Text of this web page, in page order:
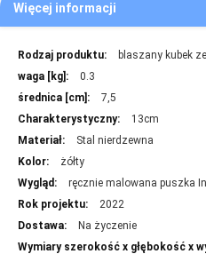
Więcej informacji
Więcej
informacji
blaszany kubek
0.3
7,5
13cm
Stal nierdzewna
żółty
ręcznie malowana puszka
2022
Na życzenie